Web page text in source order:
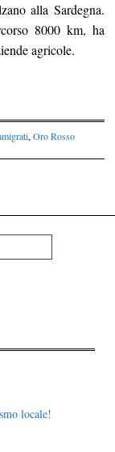
alla Sardegna.
8000 km, ha
agricole.
,Oro Rosso
locale!